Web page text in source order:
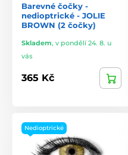
Barevné čočky -
nedioptrické - JOLIE
BROWN (2 čočky)
Skladem, v pondělí 24. 8. u
vás
365 Kč
Nedioptrické